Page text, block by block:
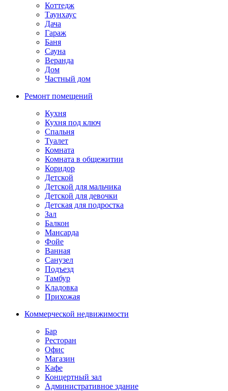
Коттедж
Таунхаус
Дача
Гараж
Баня
Сауна
Веранда
Дом
Частный дом
Ремонт помещений
Кухня
Кухня под ключ
Спальня
Туалет
Комната
Комната в общежитии
Коридор
Детской
Детской для мальчика
Детской для девочки
Детская для подростка
Зал
Балкон
Мансарда
Фойе
Ванная
Санузел
Подъезд
Тамбур
Кладовка
Прихожая
Коммерческой недвижимости
Бар
Ресторан
Офис
Магазин
Кафе
Концертный зал
Административное здание